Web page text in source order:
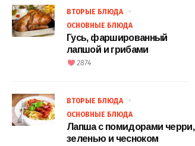
ВТОРЫЕ БЛЮДА
ОСНОВНЫЕ БЛЮДА
Гусь, фаршированный
лапшой и грибами
2874
ВТОРЫЕ БЛЮДА
ОСНОВНЫЕ БЛЮДА
Лапша с помидорами черри,
зеленью и чесноком